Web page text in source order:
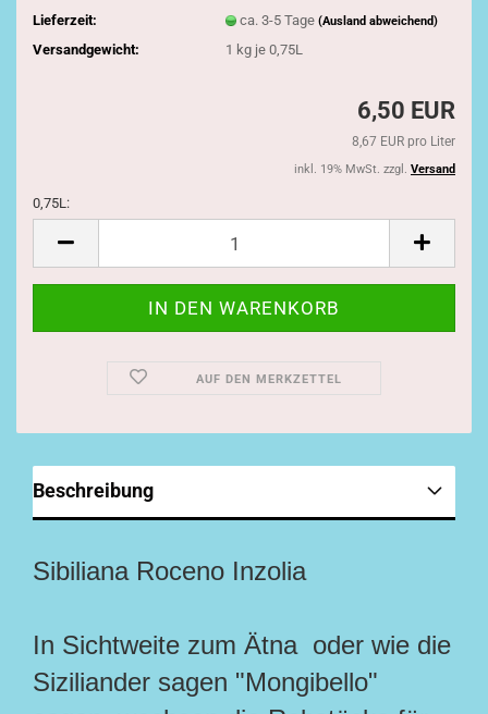
Lieferzeit:
ca. 3-5 Tage (Ausland abweichend)
Versandgewicht: 1 kg je 0,75L
6,50 EUR
8,67 EUR pro Liter
inkl. 19% MwSt. zzgl. Versand
0,75L:
AUF DEN MERKZETTEL
Beschreibung
Sibiliana Roceno Inzolia
In Sichtweite zum Ätna oder wie die
Siziliander sagen "Mongibello"